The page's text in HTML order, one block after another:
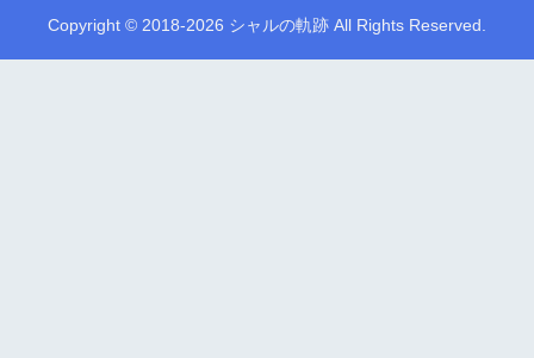
Copyright © 2018-2026 シャルの軌跡 All Rights Reserved.